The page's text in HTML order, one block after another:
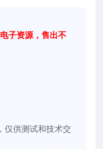
子资源，售出不
仅供测试和技术交